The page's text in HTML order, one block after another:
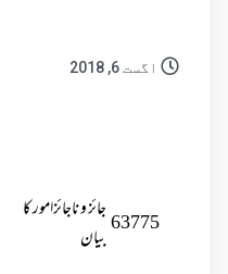
اگست 6, 2018
63775جائز و ناجائزامور کا
بیان